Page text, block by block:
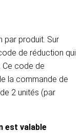
par produit. Sur
de réduction qui
Ce code de
la commande de
2 unités (par
est valable